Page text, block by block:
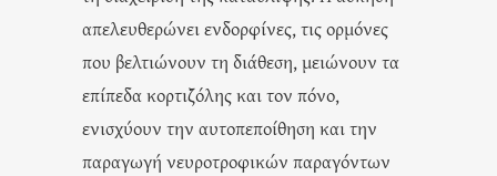
απελευθερώνει ενδορφίνες, τις ορμόνες
που βελτιώνουν τη διάθεση, μειώνουν τα
επίπεδα κορτιζόλης και τον πόνο,
ενισχύουν την αυτοπεποίθηση και την
παραγωγή νευροτροφικών παραγόντων